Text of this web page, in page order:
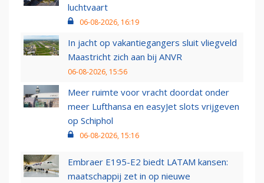
luchtvaart
06-08-2026, 16:19
In jacht op vakantiegangers sluit vliegveld
Maastricht zich aan bij ANVR
06-08-2026, 15:56
Meer ruimte voor vracht doordat onder
meer Lufthansa en easyJet slots vrijgeven
op Schiphol
06-08-2026, 15:16
Embraer E195-E2 biedt LATAM kansen:
maatschappij zet in op nieuwe